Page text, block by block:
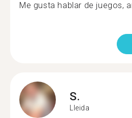
Me gusta hablar de juegos,
S.
Lleida